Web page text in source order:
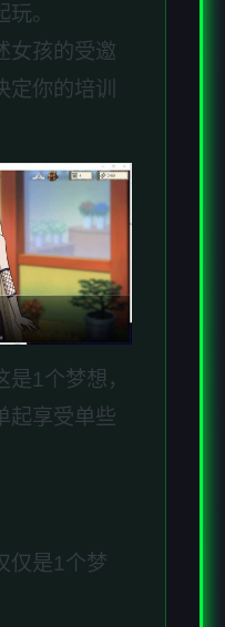
。
女孩的受邀
你的培训
1个梦想，
起享受单些
仅是1个梦